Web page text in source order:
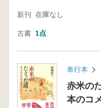
新刊 在庫なし
古書 1点
単行本
赤米の
本のコ